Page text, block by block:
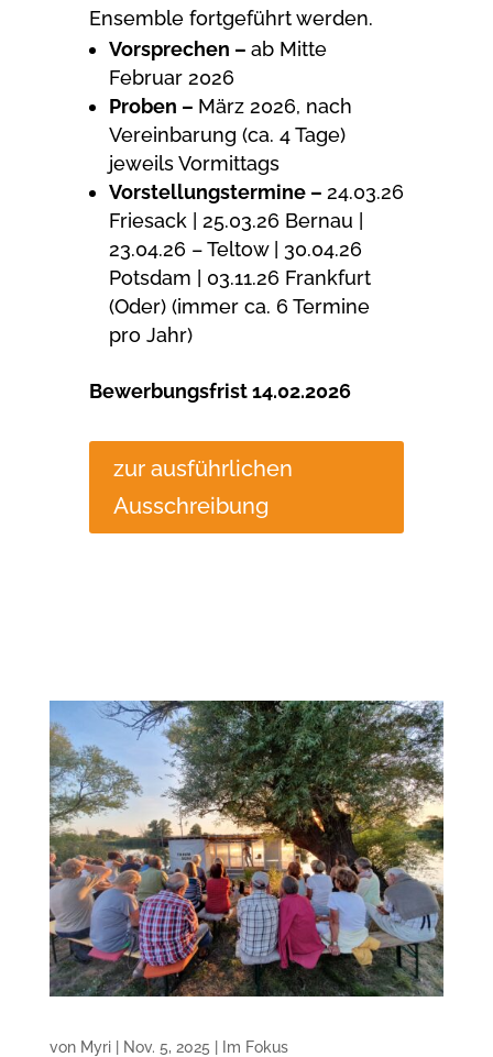
Ensemble fortgeführt werden.
Vorsprechen – ab Mitte
Februar 2026
Proben – März 2026, nach
Vereinbarung (ca. 4 Tage)
jeweils Vormittags
Vorstellungstermine – 24.03.26
Friesack | 25.03.26 Bernau |
23.04.26 – Teltow | 30.04.26
Potsdam | 03.11.26 Frankfurt
(Oder) (immer ca. 6 Termine
pro Jahr)
Bewerbungsfrist 14.02.2026
zur ausführlichen
Ausschreibung
von Myri| Nov. 5, 2025 Im Fokus